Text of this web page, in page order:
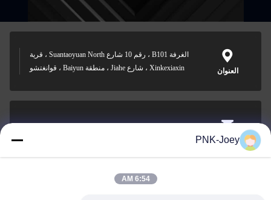
العنوان
الغرفة B101 ، رقم 10 شارع Suantaoyuan North ، قرية
Xinkexiaxin ، شارع Jiahe ، منطقة Baiyun ، قوانغتشو
البريد
xianzhihao@gzxingchao.infoPNK-Joey
6:54 AM